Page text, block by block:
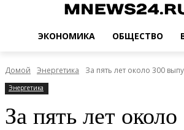
ЭКОНОМИКА ОБЩЕСТВО
Домой Энергетика За пять лет около 300
Энергетика
За пять лет